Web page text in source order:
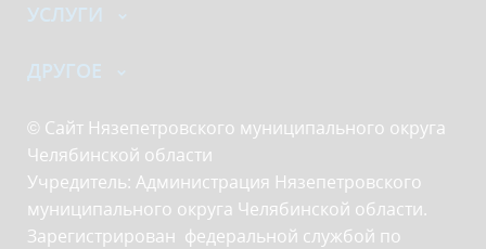
УСЛУГИ
ДРУГОЕ
© Сайт Нязепетровского муниципального округа
Челябинской области
Учредитель: Администрация Нязепетровского
муниципального округа Челябинской области.
Зарегистрирован федеральной службой по